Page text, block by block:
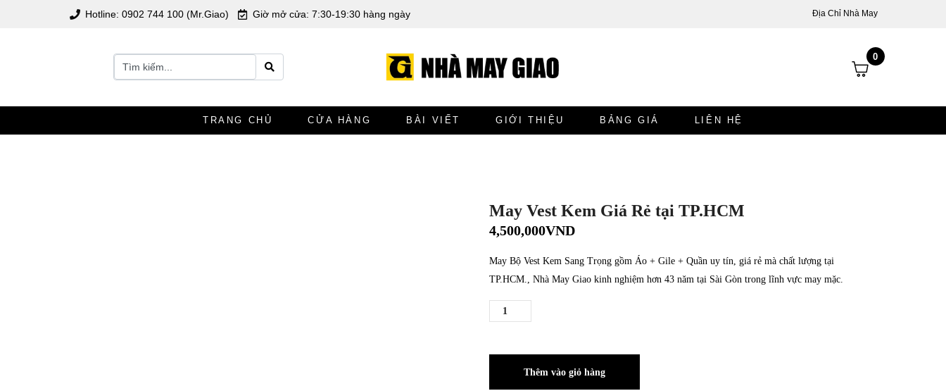
Hotline: 0902 744 100 (Mr.Giao) Giờ mở cửa: 7:30-19:30 hàng ngày Địa Chỉ Nhà May
0
TRANG CHỦ CỬA HÀNG BÀI VIẾT GIỚI THIỆU BẢNG GIÁ LIÊN HỆ
May Vest Kem Giá Rẻ tại TP.HCM
4,500,000VND
May Bộ Vest Kem Sang Trọng gồm Áo + Gile + Quần uy tín, giá rẻ mà chất lượng tại
TP.HCM., Nhà May Giao kinh nghiệm hơn 43 năm tại Sài Gòn trong lĩnh vực may mặc.
Thêm vào giỏ hàng